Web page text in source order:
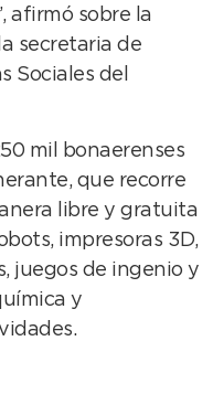
afirmó sobre la
secretaria de
Sociales del
mil bonaerenses
que recorre
libre y gratuita
impresoras 3D,
juegos de ingenio y
y